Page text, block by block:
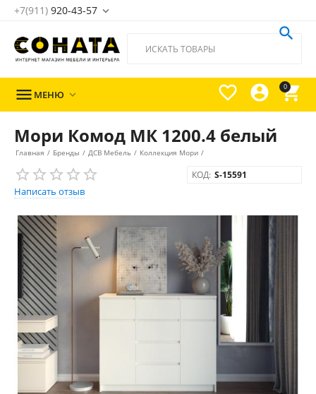
+7(911) 920-43-57 
0




 МЕНЮ 
Мори Комод МК 1200.4 белый
Главная / Бренды / ДСВ Мебель / Коллекция Мори /
Написать отзыв
КОД: S-15591